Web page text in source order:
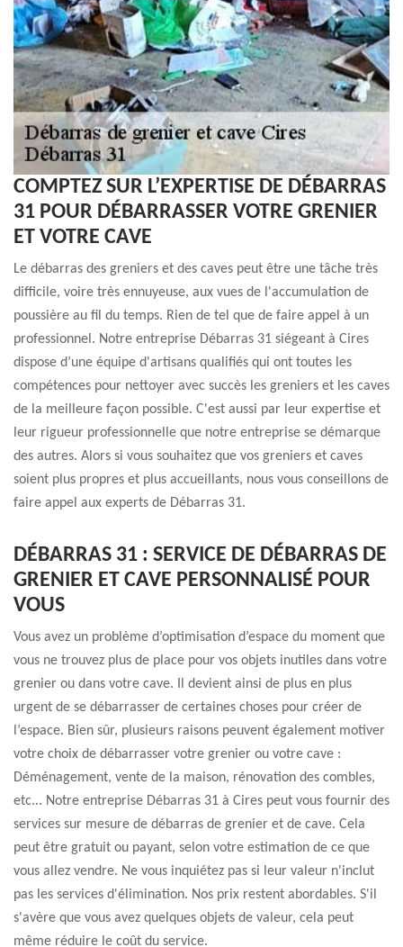
COMPTEZ SUR L’EXPERTISE DE DÉBARRAS
31 POUR DÉBARRASSER VOTRE GRENIER
ET VOTRE CAVE
Le débarras des greniers et des caves peut être une tâche très
difficile, voire très ennuyeuse, aux vues de l'accumulation de
poussière au fil du temps. Rien de tel que de faire appel à un
professionnel. Notre entreprise Débarras 31 siégeant à Cires
dispose d’une équipe d'artisans qualifiés qui ont toutes les
compétences pour nettoyer avec succès les greniers et les caves
de la meilleure façon possible. C'est aussi par leur expertise et
leur rigueur professionnelle que notre entreprise se démarque
des autres. Alors si vous souhaitez que vos greniers et caves
soient plus propres et plus accueillants, nous vous conseillons de
faire appel aux experts de Débarras 31.
DÉBARRAS 31 : SERVICE DE DÉBARRAS DE
GRENIER ET CAVE PERSONNALISÉ POUR
VOUS
Vous avez un problème d’optimisation d’espace du moment que
vous ne trouvez plus de place pour vos objets inutiles dans votre
grenier ou dans votre cave. Il devient ainsi de plus en plus
urgent de se débarrasser de certaines choses pour créer de
l’espace. Bien sûr, plusieurs raisons peuvent également motiver
votre choix de débarrasser votre grenier ou votre cave :
Déménagement, vente de la maison, rénovation des combles,
etc... Notre entreprise Débarras 31 à Cires peut vous fournir des
services sur mesure de débarras de grenier et de cave. Cela
peut être gratuit ou payant, selon votre estimation de ce que
vous allez vendre. Ne vous inquiétez pas si leur valeur n'inclut
pas les services d'élimination. Nos prix restent abordables. S'il
s'avère que vous avez quelques objets de valeur, cela peut
même réduire le coût du service.